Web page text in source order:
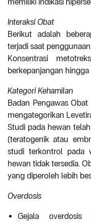
Interaksi Obat
Berikut adalah
terjadi saat
Konsentrasi
berkepanjangan
Kategori Kehamilan
Badan Pengawas
mengategorikan
Studi pada hewan
(teratogenik atau
studi terkontrol pada
hewan tidak tersedia.
yang diperoleh lebih
Overdosis
Gejala overdosis